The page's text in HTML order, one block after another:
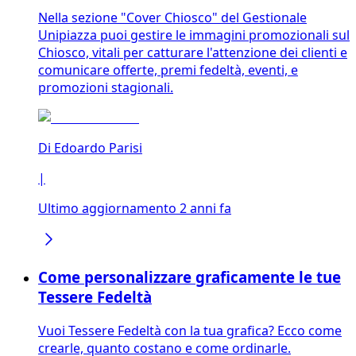
Nella sezione "Cover Chiosco" del Gestionale
Unipiazza puoi gestire le immagini promozionali sul
Chiosco, vitali per catturare l'attenzione dei clienti e
comunicare offerte, premi fedeltà, eventi, e
promozioni stagionali.
Di Edoardo Parisi
|
Ultimo aggiornamento 2 anni fa
Come personalizzare graficamente le tue
Tessere Fedeltà
Vuoi Tessere Fedeltà con la tua grafica? Ecco come
crearle, quanto costano e come ordinarle.